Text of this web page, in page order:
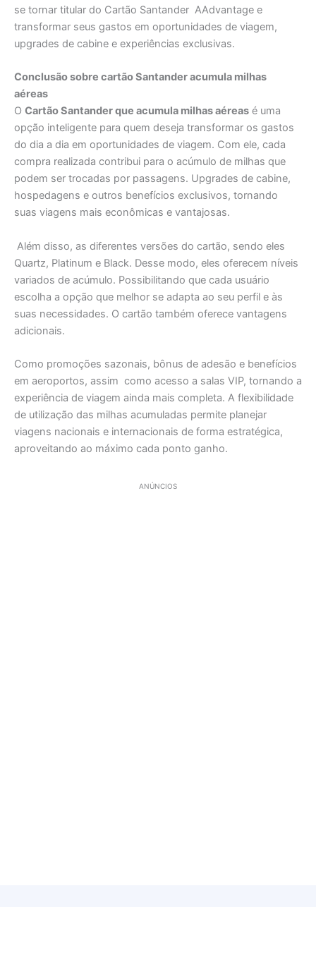
se tornar titular do Cartão Santander AAdvantage e
transformar seus gastos em oportunidades de viagem,
upgrades de cabine e experiências exclusivas.
Conclusão sobre cartão Santander acumula milhas
aéreas
O Cartão Santander que acumula milhas aéreas é uma
opção inteligente para quem deseja transformar os gastos
do dia a dia em oportunidades de viagem. Com ele, cada
compra realizada contribui para o acúmulo de milhas que
podem ser trocadas por passagens. Upgrades de cabine,
hospedagens e outros benefícios exclusivos, tornando
suas viagens mais econômicas e vantajosas.
Além disso, as diferentes versões do cartão, sendo eles
Quartz, Platinum e Black. Desse modo, eles oferecem níveis
variados de acúmulo. Possibilitando que cada usuário
escolha a opção que melhor se adapta ao seu perfil e às
suas necessidades. O cartão também oferece vantagens
adicionais.
Como promoções sazonais, bônus de adesão e benefícios
em aeroportos, assim como acesso a salas VIP, tornando a
experiência de viagem ainda mais completa. A flexibilidade
de utilização das milhas acumuladas permite planejar
viagens nacionais e internacionais de forma estratégica,
aproveitando ao máximo cada ponto ganho.
ANÚNCIOS